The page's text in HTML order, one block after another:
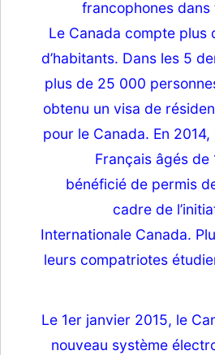
francophones dans
Le Canada compte plus
d’habitants. Dans les 5
plus de 25 000
obtenu un visa de
pour le Canada. En
Français âgés de
bénéficié de permis
cadre de
Internationale Canada.
leurs compatriotes
Le 1er janvier 2015, le
nouveau système